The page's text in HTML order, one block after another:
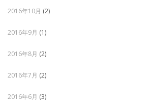
2016年10月 (2)
2016年9月 (1)
2016年8月 (2)
2016年7月 (2)
2016年6月 (3)